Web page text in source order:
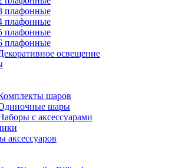
плафонные
плафонные
плафонные
плафонные
освещение
шаров
шары
с аксессуарами
аксессуаров